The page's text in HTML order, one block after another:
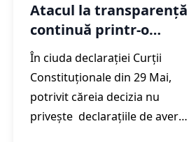
Atacul la transparență
continuă printr-o
măsură abuzivă a ANI
În ciuda declarației Curții
Constituționale din 29 Mai,
potrivit căreia decizia nu
privește declarațiile de avere